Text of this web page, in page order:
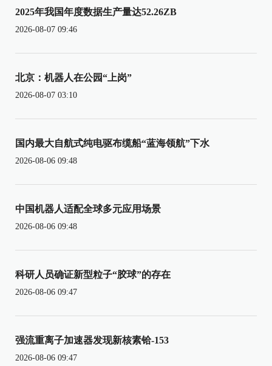
2025年我国年度数据生产量达52.26ZB
2026-08-07 09:46
北京：机器人在公园“上岗”
2026-08-07 03:10
国内最大自航式纯电驱布缆船“蓝海领航”下水
2026-08-06 09:48
中国机器人适配全球多元应用场景
2026-08-06 09:48
科研人员确证新型粒子“胶球”的存在
2026-08-06 09:47
强流重离子加速器发现新核素铪-153
2026-08-06 09:47